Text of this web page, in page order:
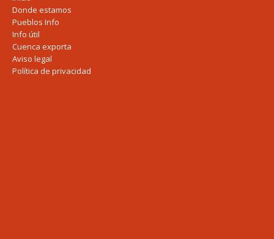
Donde estamos
Pueblos Info
Info útil
Cuenca exporta
Aviso legal
Política de privacidad